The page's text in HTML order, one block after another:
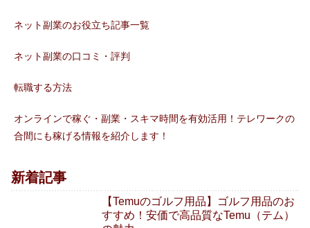
ネット副業のお役立ち記事一覧
ネット副業の口コミ・評判
転職する方法
オンラインで稼ぐ・副業・スキマ時間を有効活用！テレワークの
合間にも稼げる情報を紹介します！
新着記事
【Temuのゴルフ用品】ゴルフ用品のお
すすめ！安価で高品質なTemu（テム）